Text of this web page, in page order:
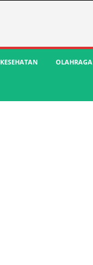
KESEHATAN OLAHRAGA